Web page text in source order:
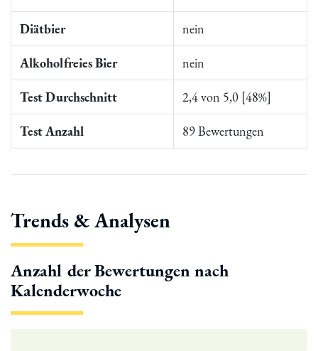
Diätbier nein
Alkoholfreies Bier nein
Test Durchschnitt 2,4 von 5,0 [48%]
Test Anzahl 89 Bewertungen
Trends & Analysen
Anzahl der Bewertungen nach
Kalenderwoche